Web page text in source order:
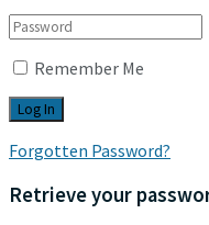
Remember Me
Forgotten Password?
Retrieve your